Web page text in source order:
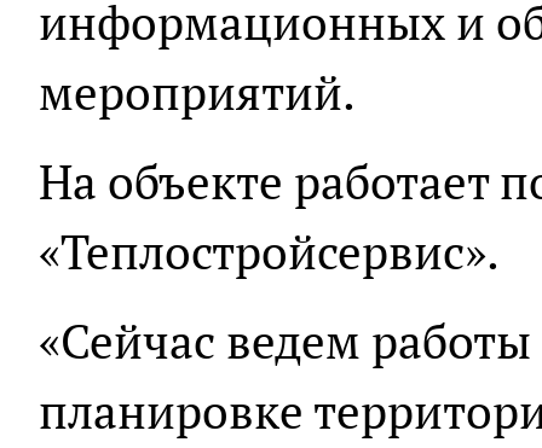
информационных и
мероприятий.
На объекте работает
«Теплостройсервис».
«Сейчас ведем
планировке